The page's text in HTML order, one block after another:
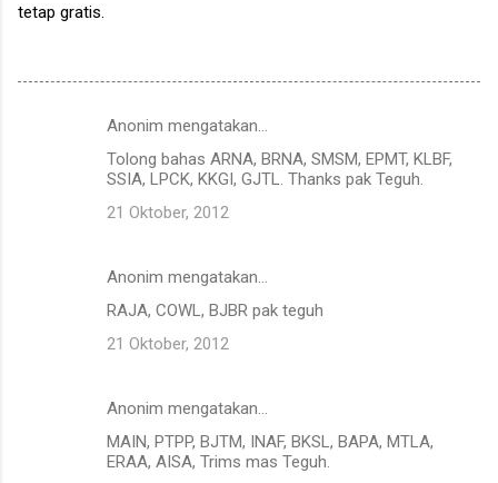
tetap gratis.
Anonim mengatakan…
Tolong bahas ARNA, BRNA, SMSM, EPMT, KLBF,
SSIA, LPCK, KKGI, GJTL. Thanks pak Teguh.
21 Oktober, 2012
Anonim mengatakan…
RAJA, COWL, BJBR pak teguh
21 Oktober, 2012
Anonim mengatakan…
MAIN, PTPP, BJTM, INAF, BKSL, BAPA, MTLA,
ERAA, AISA, Trims mas Teguh.